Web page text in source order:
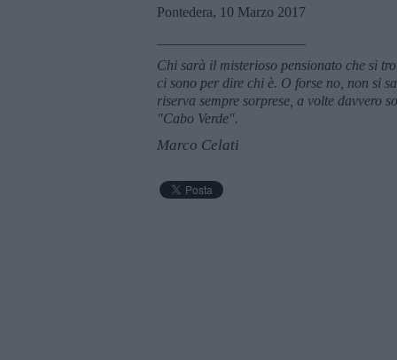
Pontedera, 10 Marzo 2017
Chi sarà il misterioso pensionato che si
ci sono per dire chi è. O forse no, non si
riserva sempre sorprese, a volte davvero
"Cabo Verde".
Marco Celati